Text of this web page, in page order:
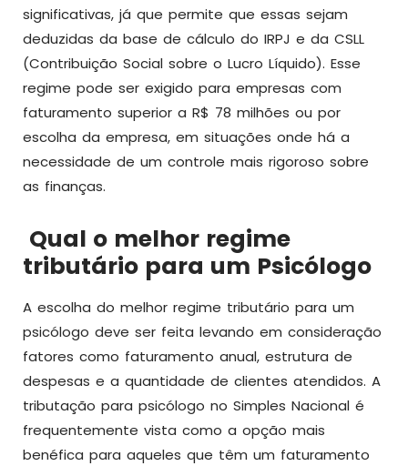
significativas, já que permite que essas sejam
deduzidas da base de cálculo do IRPJ e da CSLL
(Contribuição Social sobre o Lucro Líquido). Esse
regime pode ser exigido para empresas com
faturamento superior a R$ 78 milhões ou por
escolha da empresa, em situações onde há a
necessidade de um controle mais rigoroso sobre
as finanças.
Qual o melhor regime
tributário para um Psicólogo
A escolha do melhor regime tributário para um
psicólogo deve ser feita levando em consideração
fatores como faturamento anual, estrutura de
despesas e a quantidade de clientes atendidos. A
tributação para psicólogo no Simples Nacional é
frequentemente vista como a opção mais
benéfica para aqueles que têm um faturamento